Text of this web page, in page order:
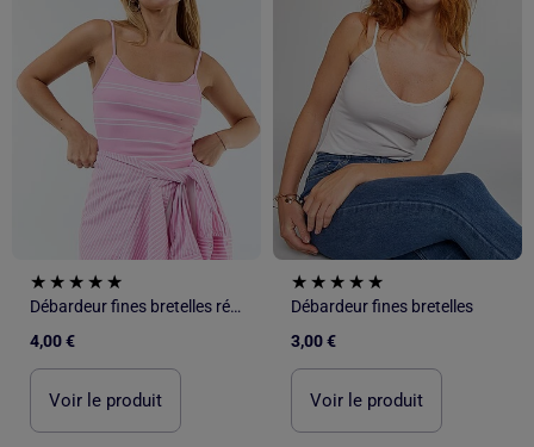
Débardeur fines bretelles réglables
4,00 €
Voir le produit
Débardeur fines bretelles
3,00 €
Voir le produit